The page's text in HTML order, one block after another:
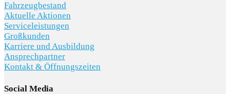
Fahrzeugbestand
Aktuelle Aktionen
Serviceleistungen
Großkunden
Karriere und Ausbildung
Ansprechpartner
Kontakt & Öffnungszeiten
Social Media